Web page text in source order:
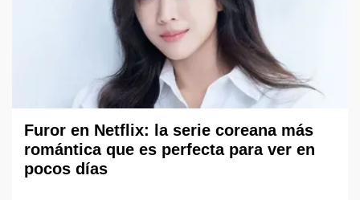
Furor en Netflix: la serie coreana más
romántica que es perfecta para ver en
pocos días